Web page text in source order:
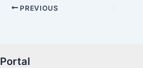
PREVIOUS
Portal